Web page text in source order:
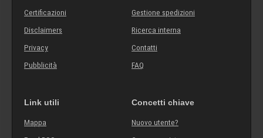
Certificazioni
Disclaimers
Privacy
Pubblicità
Gestione spedizioni
Ricerca interna
Contatti
FAQ
Link utili
Mappa
Concetti chiave
Nuovo utente?